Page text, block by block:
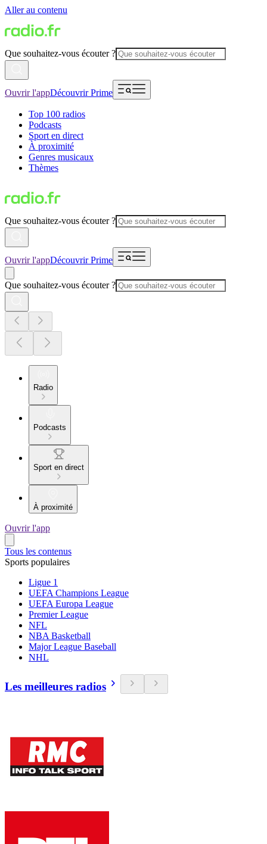
Aller au contenu
Que souhaitez-vous écouter ?
Ouvrir l'appDécouvrir Prime
Top 100 radios
Podcasts
Sport en direct
À proximité
Genres musicaux
Thèmes
Que souhaitez-vous écouter ?
Ouvrir l'appDécouvrir Prime
Que souhaitez-vous écouter ?
Radio
Podcasts
Sport en direct
À proximité
Ouvrir l'app
Tous les contenus
Sports populaires
Ligue 1
UEFA Champions League
UEFA Europa League
Premier League
NFL
NBA Basketball
Major League Baseball
NHL
Les meilleures radios